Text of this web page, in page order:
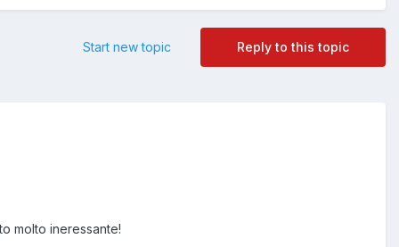
Reply to this topic
Start new topic
molto ineressante!